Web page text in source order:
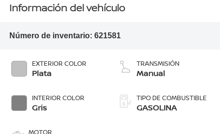
Información del vehículo
Número de inventario: 621581
EXTERIOR COLOR
Plata
INTERIOR COLOR
Gris
MOTOR
TRANSMISIÓN
Manual
TIPO DE COMBUSTIBLE
GASOLINA